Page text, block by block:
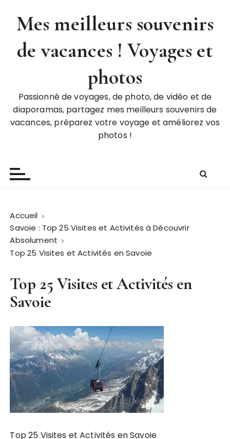
Mes meilleurs souvenirs
de vacances ! Voyages et
photos
Passionné de voyages, de photo, de vidéo et de
diaporamas, partagez mes meilleurs souvenirs de
vacances, préparez votre voyage et améliorez vos
photos !
Accueil
Savoie : Top 25 Visites et Activités à Découvrir
Absolument
Top 25 Visites et Activités en Savoie
Top 25 Visites et Activités en
Savoie
Top 25 Visites et Activités en Savoie